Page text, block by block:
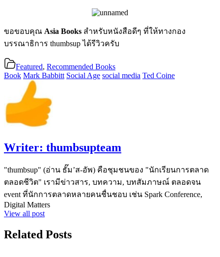
ขอขอบคุณ Asia Books สำหรับหนังสือดีๆ ที่ให้ทางกอง
บรรณาธิการ thumbsup ได้รีวิวครับ
Featured, Recommended Books
Book Mark Babbitt Social Age social media Ted Coine
Writer: thumbsupteam
"thumbsup" (อ่าน ธั๊ม’ส-อัพ) คือชุมชนของ "นักเรียนการตลาด
ตลอดชีวิต" เรามีข่าวสาร, บทความ, บทสัมภาษณ์ ตลอดจน
event ที่นักการตลาดหลายคนชื่นชอบ เช่น Spark Conference,
Digital Matters
View all post
Related Posts